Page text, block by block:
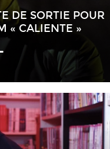
DE SORTIE POUR
« CALIENTE »